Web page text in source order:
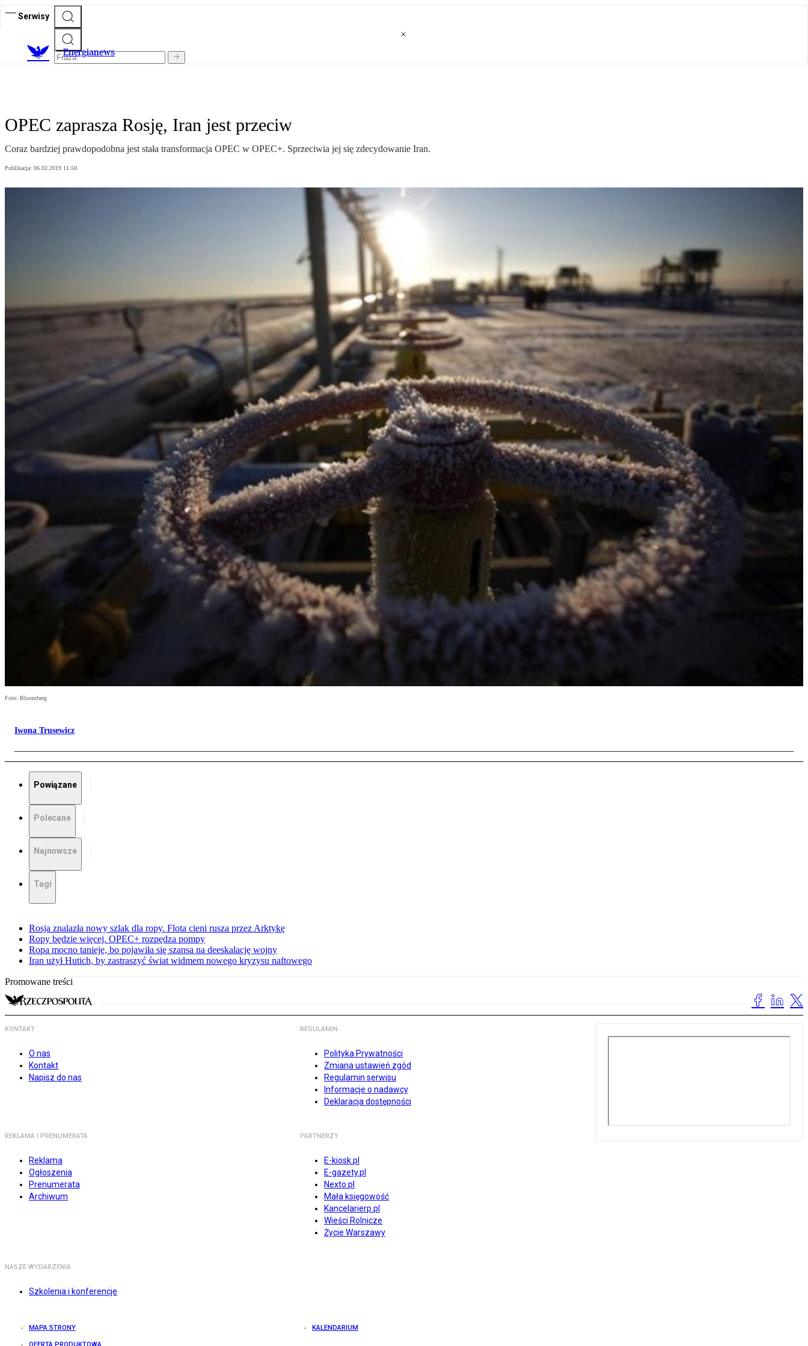
Serwisy
Energianews
OPEC zaprasza Rosję, Iran jest przeciw
Coraz bardziej prawdopodobna jest stała transformacja OPEC w OPEC+. Sprzeciwia jej się zdecydowanie Iran.
Publikacja: 06.02.2019 11:50
Foto: Bloomberg
Iwona Trusewicz
Powiązane
Polecane
Najnowsze
Tagi
Rosja znalazła nowy szlak dla ropy. Flota cieni rusza przez Arktykę
Ropy będzie więcej. OPEC+ rozpędza pompy
Ropa mocno tanieje, bo pojawiła się szansa na deeskalację wojny
Iran użył Hutich, by zastraszyć świat widmem nowego kryzysu naftowego
Promowane treści
KONTAKT
O nas
Kontakt
Napisz do nas
REGULAMIN
Polityka Prywatności
Zmiana ustawień zgód
Regulamin serwisu
Informacje o nadawcy
Deklaracja dostępności
REKLAMA I PRENUMERATA
Reklama
Ogłoszenia
Prenumerata
Archiwum
PARTNERZY
E-kiosk.pl
E-gazety.pl
Nexto.pl
Mała księgowość
Kancelarierp.pl
Wieści Rolnicze
Życie Warszawy
NASZE WYDARZENIA
Szkolenia i konferencje
MAPA STRONY KALENDARIUM